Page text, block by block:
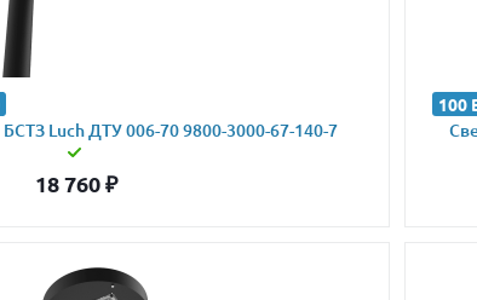
Luch ДТУ 006-70 9800-3000-67-140-7
18 760₽
100